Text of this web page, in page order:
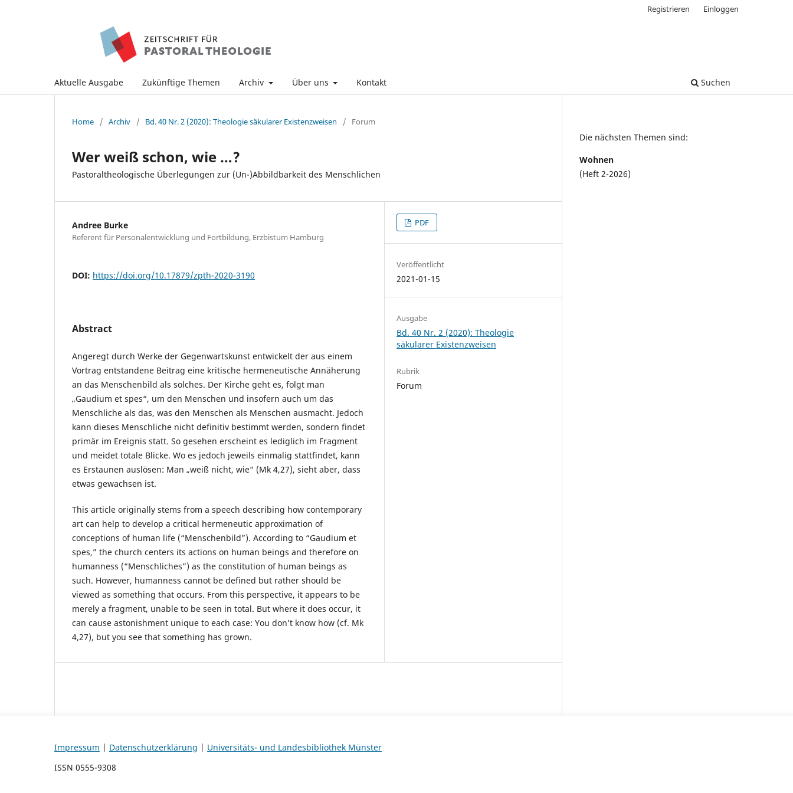
Aktuelle Ausgabe Zukünftige Themen Archiv Über uns Kontakt Suchen
Registrieren Einloggen
Home / Archiv / Bd. 40 Nr. 2 (2020): Theologie säkularer Existenzweisen / Forum
Wer weiß schon, wie …?
Pastoraltheologische Überlegungen zur (Un-)Abbildbarkeit des Menschlichen
Andree Burke
Referent für Personalentwicklung und Fortbildung, Erzbistum Hamburg
DOI: https://doi.org/10.17879/zpth-2020-3190
Abstract
Angeregt durch Werke der Gegenwartskunst entwickelt der aus einem
Vortrag entstandene Beitrag eine kritische hermeneutische Annäherung
an das Menschenbild als solches. Der Kirche geht es, folgt man
„Gaudium et spes“, um den Menschen und insofern auch um das
Menschliche als das, was den Menschen als Menschen ausmacht. Jedoch
kann dieses Menschliche nicht definitiv bestimmt werden, sondern findet
primär im Ereignis statt. So gesehen erscheint es lediglich im Fragment
und meidet totale Blicke. Wo es jedoch jeweils einmalig stattfindet, kann
es Erstaunen auslösen: Man „weiß nicht, wie“ (Mk 4,27), sieht aber, dass
etwas gewachsen ist.
This article originally stems from a speech describing how contemporary
art can help to develop a critical hermeneutic approximation of
conceptions of human life (“Menschenbild”). According to “Gaudium et
spes,” the church centers its actions on human beings and therefore on
humanness (“Menschliches”) as the constitution of human beings as
such. However, humanness cannot be defined but rather should be
viewed as something that occurs. From this perspective, it appears to be
merely a fragment, unable to be seen in total. But where it does occur, it
can cause astonishment unique to each case: You don’t know how (cf. Mk
4,27), but you see that something has grown.
PDF
Veröffentlicht
2021-01-15
Ausgabe
Bd. 40 Nr. 2 (2020): Theologie
säkularer Existenzweisen
Rubrik
Forum
Die nächsten Themen sind:
Wohnen
(Heft 2-2026)
Impressum | Datenschutzerklärung | Universitäts- und Landesbibliothek Münster
ISSN 0555-9308